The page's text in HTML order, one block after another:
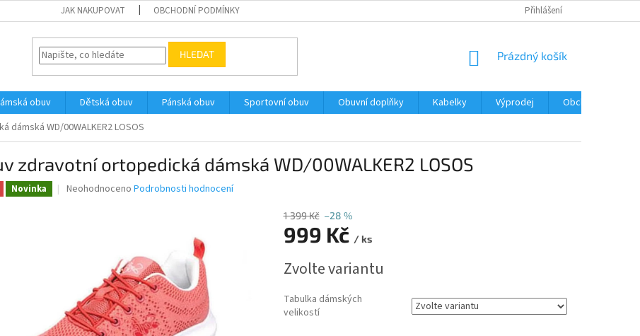
JAK NAKUPOVAT OBCHODNÍ PODMÍNKY Přihlášení
HLEDAT
NÁKUPNÍ
Prázdný košík
obuv Dětská obuv Pánská obuv Sportovní obuv Obuvní doplňky Kabelky Výprodej
Obchodní
WD/00WALKER2 LOSOS
zdravotní ortopedická dámská WD/00WALKER2 LOSOS
Novinka
Průměrné
hvězdiček.
Neohodnoceno Podrobnosti hodnocení
1 399 Kč –28 %
999 Kč / ks
cena:
Zvolte variantu
Tabulka dámských
velikostí